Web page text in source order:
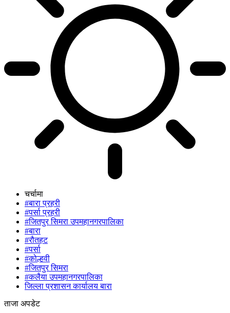
चर्चामा
#बारा प्रहरी
#पर्सा प्रहरी
#जितपुर सिमरा उपमहानगरपालिका
#बारा
#रौतहट
#पर्सा
#कोल्हवी
#जितपुर सिमरा
#कलैया उपमहानगरपालिका
जिल्ला प्रशासन कार्यालय बारा
ताजा अपडेट